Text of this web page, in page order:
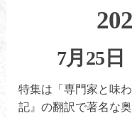
7月25
特集は「専門家と味
記』の翻訳で著名な